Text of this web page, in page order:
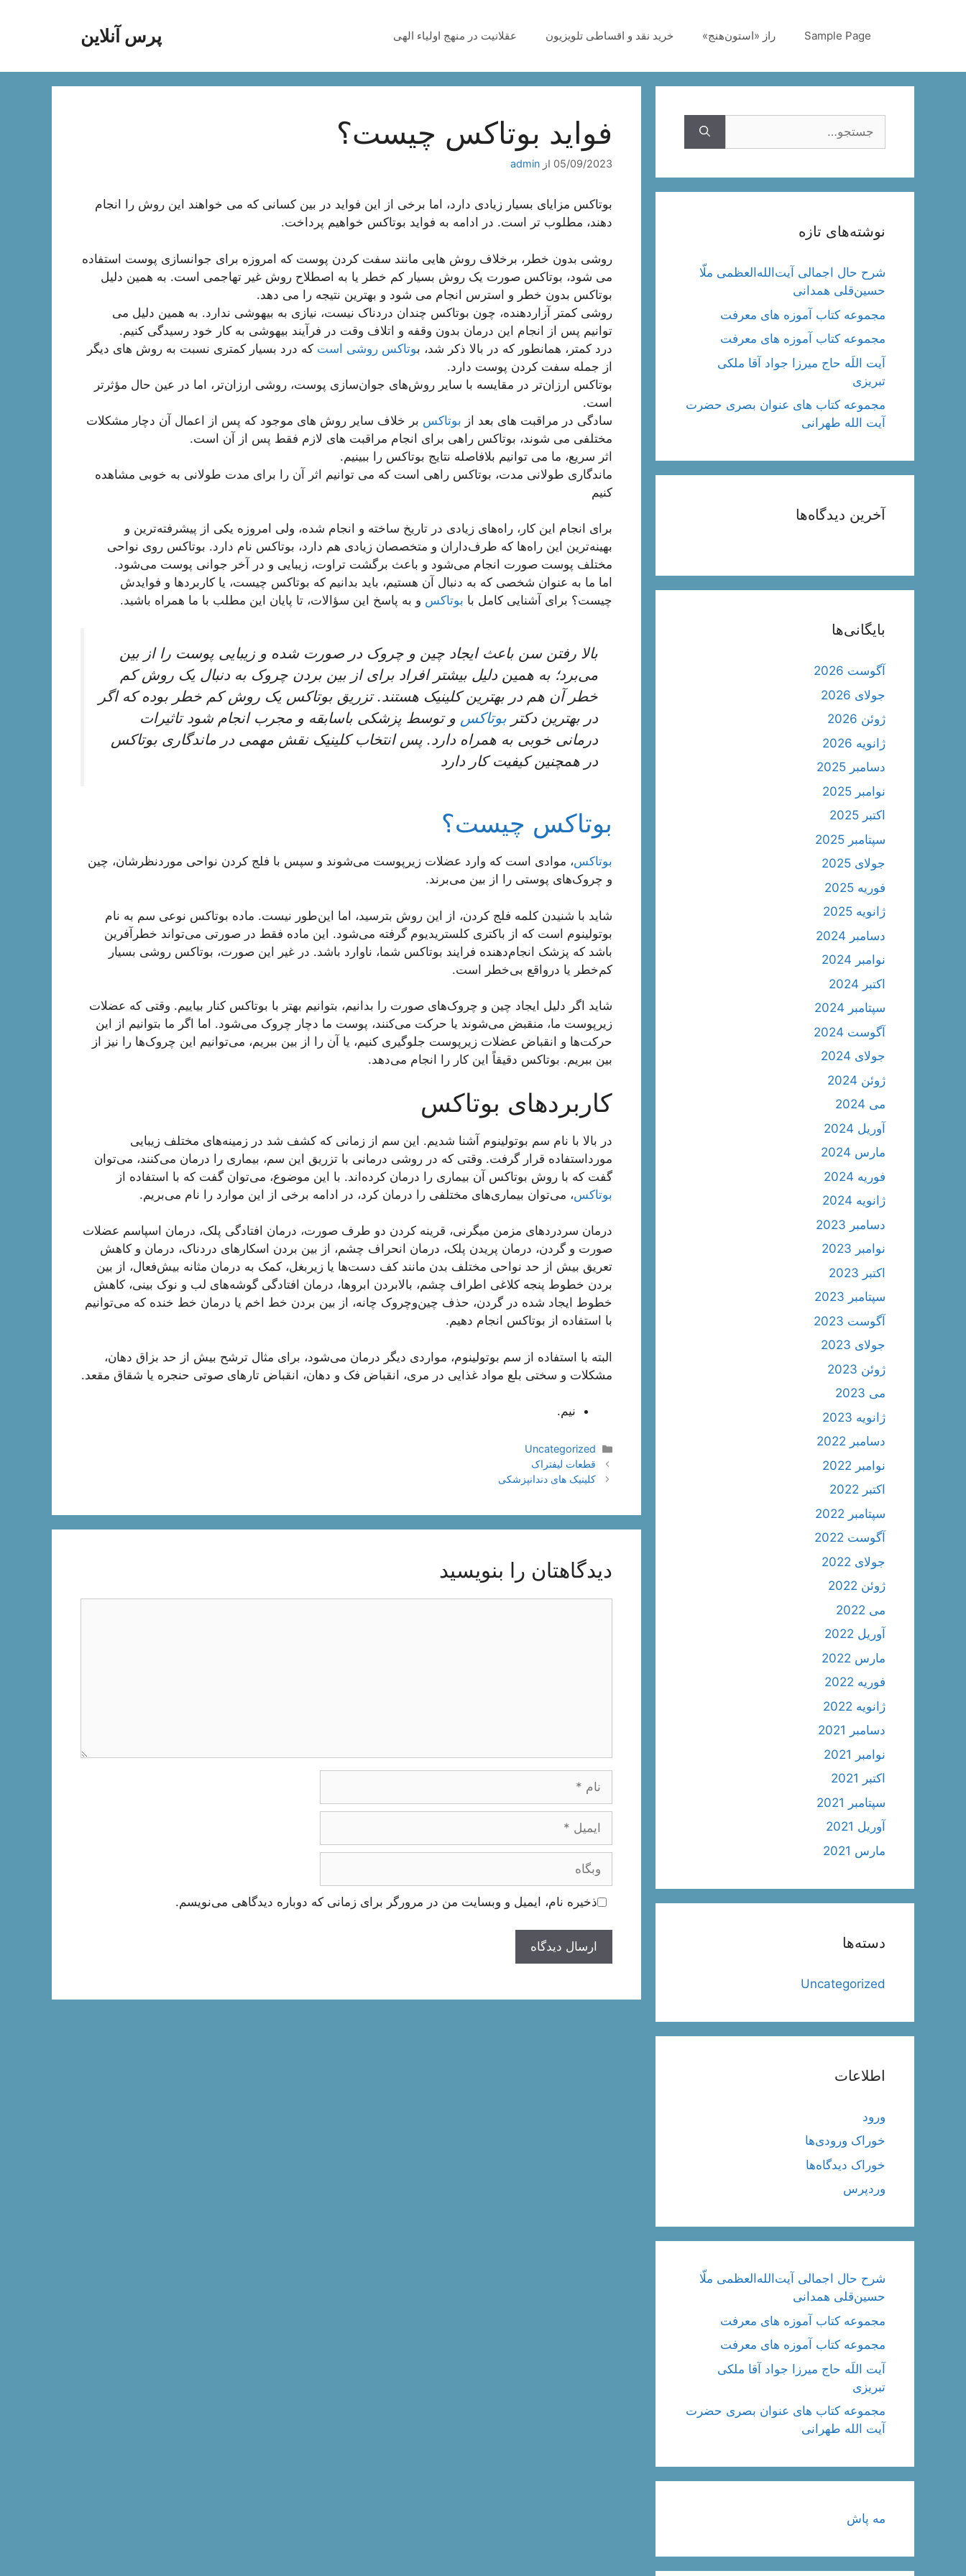
پرس آنلاین Sample Page راز «استون‌هنج» خرید نقد و اقساطی تلویزیون عقلانیت در منهج اولیاء الهی
فواید بوتاکس چیست؟
05/09/2023 از admin
بوتاکس مزایای بسیار زیادی دارد، اما برخی از این فواید در بین کسانی که می خواهند این روش را انجام
دهند، مطلوب تر است. در ادامه به فواید بوتاکس خواهیم پرداخت.
روشی بدون خطر، برخلاف روش هایی مانند سفت کردن پوست که امروزه برای جوانسازی پوست استفاده
می شود، بوتاکس صورت یک روش بسیار کم خطر یا به اصطلاح روش غیر تهاجمی است. به همین دلیل
بوتاکس بدون خطر و استرس انجام می شود و بهترین نتیجه را می دهد.
روشی کمتر آزاردهنده، چون بوتاکس چندان دردناک نیست، نیازی به بیهوشی ندارد. به همین دلیل می
توانیم پس از انجام این درمان بدون وقفه و اتلاف وقت در فرآیند بیهوشی به کار خود رسیدگی کنیم.
درد کمتر، همانطور که در بالا ذکر شد، بوتاکس روشی است که درد بسیار کمتری نسبت به روش های دیگر
از جمله سفت کردن پوست دارد.
بوتاکس ارزان‌تر در مقایسه با سایر روش‌های جوان‌سازی پوست، روشی ارزان‌تر، اما در عین حال مؤثرتر
است.
سادگی در مراقبت های بعد از بوتاکس بر خلاف سایر روش های موجود که پس از اعمال آن دچار مشکلات
مختلفی می شوند، بوتاکس راهی برای انجام مراقبت های لازم فقط پس از آن است.
اثر سریع، ما می توانیم بلافاصله نتایج بوتاکس را ببینیم.
ماندگاری طولانی مدت، بوتاکس راهی است که می توانیم اثر آن را برای مدت طولانی به خوبی مشاهده
کنیم
برای انجام این کار، راه‌های زیادی در تاریخ ساخته و انجام شده، ولی امروزه یکی از پیشرفته‌ترین و
بهینه‌ترین این راه‌ها که طرف‌داران و متخصصان زیادی هم دارد، بوتاکس نام دارد. بوتاکس روی نواحی
مختلف پوست صورت انجام می‌شود و باعث برگشت تراوت، زیبایی و در آخر جوانی پوست می‌شود.
اما ما به عنوان شخصی که به دنبال آن هستیم، باید بدانیم که بوتاکس چیست، یا کاربردها و فوایدش
چیست؟ برای آشنایی کامل با بوتاکس و به پاسخ این سؤالات، تا پایان این مطلب با ما همراه باشید.
بالا رفتن سن باعث ایجاد چین ‌و ‌چروک در صورت شده و زیبایی پوست را از بین
می‌برد؛ به همین دلیل بیشتر افراد برای از بین بردن چروک به دنبال یک روش کم
خطر آن هم در بهترین کلینیک هستند. تزریق بوتاکس یک روش کم خطر بوده که اگر
در بهترین دکتر بوتاکس و توسط پزشکی باسابقه و مجرب انجام شود تاثیرات
درمانی خوبی به همراه دارد. پس انتخاب کلینیک نقش مهمی در ماندگاری بوتاکس
در همچنین کیفیت کار دارد
بوتاکس چیست؟
بوتاکس، موادی است که وارد عضلات زیرپوست می‌شوند و سپس با فلج کردن نواحی موردنظرشان، چین
و چروک‌های پوستی را از بین می‌برند.
شاید با شنیدن کلمه فلج کردن، از این روش بترسید، اما این‌طور نیست. ماده بوتاکس نوعی سم به نام
بوتولینوم است که از باکتری کلستریدیوم گرفته می‌شود. این ماده فقط در صورتی می‌تواند خطرآفرین
باشد که پزشک انجام‌دهنده فرایند بوتاکس شما، ناوارد باشد. در غیر این صورت، بوتاکس روشی بسیار
کم‌خطر یا درواقع بی‌خطر است.
شاید اگر دلیل ایجاد چین و چروک‌های صورت را بدانیم، بتوانیم بهتر با بوتاکس کنار بیاییم. وقتی که عضلات
زیرپوست ما، منقبض می‌شوند یا حرکت می‌کنند، پوست ما دچار چروک می‌شود. اما اگر ما بتوانیم از این
حرکت‌ها و انقباض عضلات زیرپوست جلوگیری کنیم، یا آن را از بین ببریم، می‌توانیم این چروک‌ها را نیز از
بین ببریم. بوتاکس دقیقاً این کار را انجام می‌دهد.
کاربردهای بوتاکس
در بالا با نام سم بوتولینوم آشنا شدیم. این سم از زمانی که کشف شد در زمینه‌های مختلف زیبایی
مورداستفاده قرار گرفت. وقتی که در روشی درمانی با تزریق این سم، بیماری را درمان می‌کنند، می‌توان
گفت که با روش بوتاکس آن بیماری را درمان کرده‌اند. با این موضوع، می‌توان گفت که با استفاده از
بوتاکس، می‌توان بیماری‌های مختلفی را درمان کرد، در ادامه برخی از این موارد را نام می‌بریم.
درمان سردردهای مزمن میگرنی، قرینه کردن دو طرف صورت، درمان افتادگی پلک، درمان اسپاسم عضلات
صورت و گردن، درمان پریدن پلک، درمان انحراف چشم، از بین بردن اسکارهای دردناک، درمان و کاهش
تعریق بیش از حد نواحی مختلف بدن مانند کف دست‌ها یا زیربغل، کمک به درمان مثانه بیش‌فعال، از بین
بردن خطوط پنجه کلاغی اطراف چشم، بالابردن ابروها، درمان افتادگی گوشه‌های لب و نوک بینی، کاهش
خطوط ایجاد شده در گردن، حذف چین‌وچروک چانه، از بین بردن خط اخم یا درمان خط خنده که می‌توانیم
با استفاده از بوتاکس انجام دهیم.
البته با استفاده از سم بوتولینوم، مواردی دیگر درمان می‌شود، برای مثال ترشح بیش از حد بزاق دهان،
مشکلات و سختی بلع مواد غذایی در مری، انقباض فک و دهان، انقباض تارهای صوتی حنجره یا شقاق مقعد.
نیم.
دسته‌ها
Uncategorized
ناوبری
نوشته‌ها
قطعات لیفتراک
کلینیک های دندانپزشکی
دیدگاهتان را بنویسید
ایمیل
وبگاه
ذخیره نام، ایمیل و وبسایت من در مرورگر برای زمانی که دوباره دیدگاهی می‌نویسم.
نوشته‌های تازه
شرح حال اجمالی آیت‌الله‌العظمی ملّا
حسین‌قلی همدانی
مجموعه کتاب آموزه های معرفت
مجموعه کتاب آموزه های معرفت
آیت اللَه حاج میرزا جواد آقا ملکی
تبریزی
مجموعه کتاب های عنوان بصری حضرت
آیت الله طهرانی
آخرین دیدگاه‌ها
بایگانی‌ها
آگوست 2026
جولای 2026
ژوئن 2026
ژانویه 2026
دسامبر 2025
نوامبر 2025
اکتبر 2025
سپتامبر 2025
جولای 2025
فوریه 2025
ژانویه 2025
دسامبر 2024
نوامبر 2024
اکتبر 2024
سپتامبر 2024
آگوست 2024
جولای 2024
ژوئن 2024
می 2024
آوریل 2024
مارس 2024
فوریه 2024
ژانویه 2024
دسامبر 2023
نوامبر 2023
اکتبر 2023
سپتامبر 2023
آگوست 2023
جولای 2023
ژوئن 2023
می 2023
ژانویه 2023
دسامبر 2022
نوامبر 2022
اکتبر 2022
سپتامبر 2022
آگوست 2022
جولای 2022
ژوئن 2022
می 2022
آوریل 2022
مارس 2022
فوریه 2022
ژانویه 2022
دسامبر 2021
نوامبر 2021
اکتبر 2021
سپتامبر 2021
آوریل 2021
مارس 2021
دسته‌ها
Uncategorized
اطلاعات
ورود
خوراک ورودی‌ها
خوراک دیدگاه‌ها
وردپرس
شرح حال اجمالی آیت‌الله‌العظمی ملّا
حسین‌قلی همدانی
مجموعه کتاب آموزه های معرفت
مجموعه کتاب آموزه های معرفت
آیت اللَه حاج میرزا جواد آقا ملکی
تبریزی
مجموعه کتاب های عنوان بصری حضرت
آیت الله طهرانی
مه پاش